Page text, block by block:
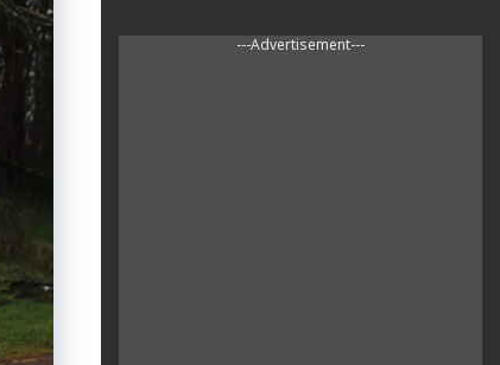
---Advertisement---